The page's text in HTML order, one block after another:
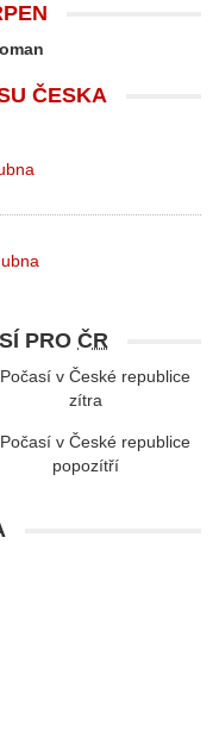
ČESKA
PRO ČR